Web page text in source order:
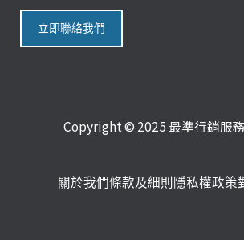
立即聯絡我們
Copyright © 2025 最準行銷服
關於我們條款及細則 隱私權政策